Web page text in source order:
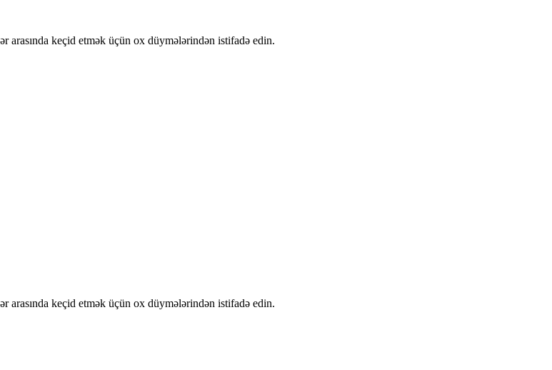
arasında keçid etmək üçün ox düymələrindən istifadə edin.
arasında keçid etmək üçün ox düymələrindən istifadə edin.